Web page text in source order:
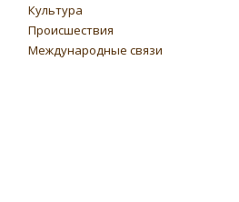
Культура
Происшествия
Международные связи